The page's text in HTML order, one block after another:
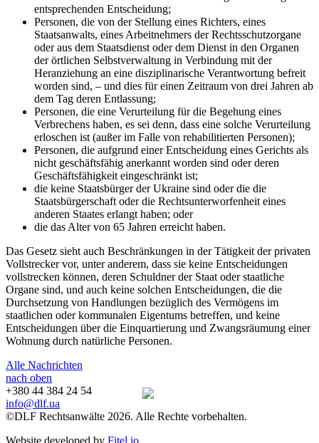
entsprechenden Entscheidung;
Personen, die von der Stellung eines Richters, eines
Staatsanwalts, eines Arbeitnehmers der Rechtsschutzorgane
oder aus dem Staatsdienst oder dem Dienst in den Organen
der örtlichen Selbstverwaltung in Verbindung mit der
Heranziehung an eine disziplinarische Verantwortung befreit
worden sind, – und dies für einen Zeitraum von drei Jahren ab
dem Tag deren Entlassung;
Personen, die eine Verurteilung für die Begehung eines
Verbrechens haben, es sei denn, dass eine solche Verurteilung
erloschen ist (außer im Falle von rehabilitierten Personen);
Personen, die aufgrund einer Entscheidung eines Gerichts als
nicht geschäftsfähig anerkannt worden sind oder deren
Geschäftsfähigkeit eingeschränkt ist;
die keine Staatsbürger der Ukraine sind oder die die
Staatsbürgerschaft oder die Rechtsunterworfenheit eines
anderen Staates erlangt haben; oder
die das Alter von 65 Jahren erreicht haben.
Das Gesetz sieht auch Beschränkungen in der Tätigkeit der privaten
Vollstrecker vor, unter anderem, dass sie keine Entscheidungen
vollstrecken können, deren Schuldner der Staat oder staatliche
Organe sind, und auch keine solchen Entscheidungen, die die
Durchsetzung von Handlungen bezüglich des Vermögens im
staatlichen oder kommunalen Eigentums betreffen, und keine
Entscheidungen über die Einquartierung und Zwangsräumung einer
Wohnung durch natürliche Personen.
Alle Nachrichten
nach oben
+380 44 384 24 54
info@dlf.ua
©DLF Rechtsanwälte 2026. Alle Rechte vorbehalten.
Website developed by Fitel.io